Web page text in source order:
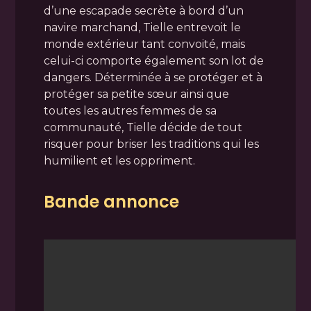
d’une escapade secrète à bord d’un
navire marchand, Tielle entrevoit le
monde extérieur tant convoité, mais
celui-ci comporte également son lot de
dangers. Déterminée à se protéger et à
protéger sa petite sœur ainsi que
toutes les autres femmes de sa
communauté, Tielle décide de tout
risquer pour briser les traditions qui les
humilient et les oppriment.
Bande annonce